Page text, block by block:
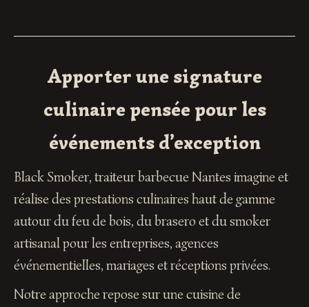
Apporter une signature
culinaire pensée pour les
événements d’exception
Black Smoker, traiteur barbecue Nantes imagine et
réalise des prestations culinaires haut de gamme
autour du feu de bois, du brasero et du smoker
artisanal pour les entreprises, agences
événementielles, mariages et réceptions privées.
Notre approche repose sur une cuisine de